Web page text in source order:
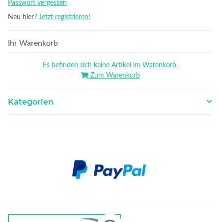
Passwort vergessen
Neu hier? Jetzt registrieren!
Ihr Warenkorb
Es befinden sich keine Artikel im Warenkorb.
Zum Warenkorb
Kategorien